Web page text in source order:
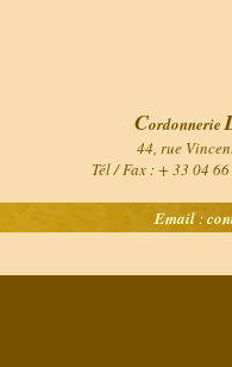
Cordonnerie
44, rue
Tél / Fax : + 33 04
Email: